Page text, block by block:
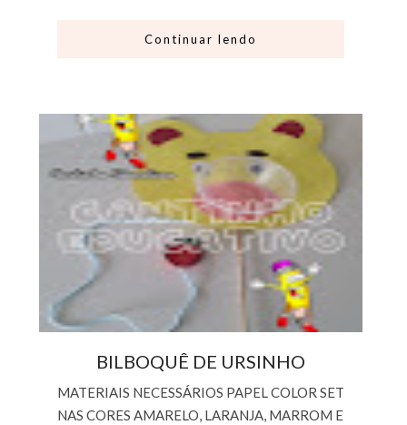
Continuar lendo
BILBOQUÊ DE URSINHO
MATERIAIS NECESSÁRIOS PAPEL COLOR SET
NAS CORES AMARELO, LARANJA, MARROM E